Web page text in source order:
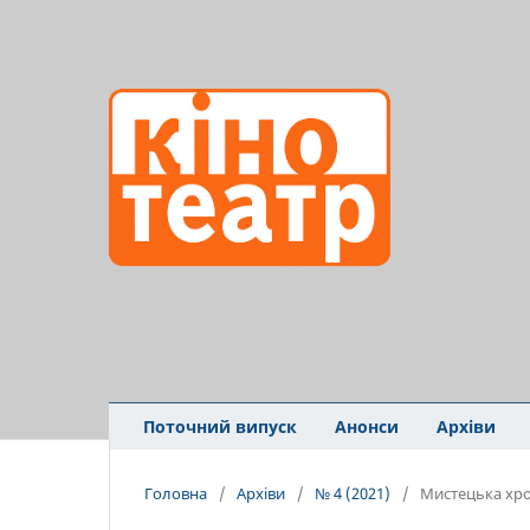
Поточний випуск Анонси Архіви
Головна / Архіви / № 4 (2021) / Мистецька